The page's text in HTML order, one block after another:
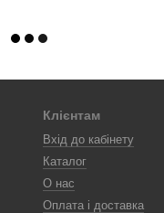
Клієнтам
Вхід до кабінету
Каталог
О нас
Оплата і доставка